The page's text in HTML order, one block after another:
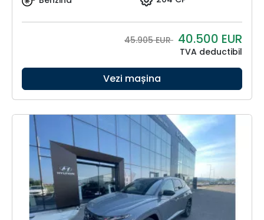
45.905 EUR 40.500 EUR
TVA deductibil
Vezi mașina